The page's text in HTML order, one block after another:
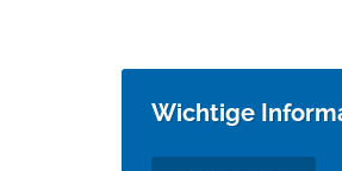
Wichtige